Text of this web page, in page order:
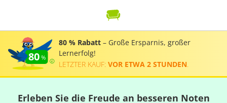
80
80 % Rabatt – Große Ersparnis, großer
Lernerfolg!
LETZTER KAUF: VOR ETWA 2 STUNDEN
Erleben Sie die Freude an besseren Noten